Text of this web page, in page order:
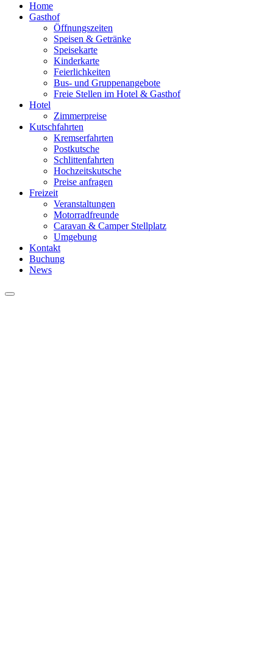
Home
Gasthof
Öffnungszeiten
Speisen & Getränke
Speisekarte
Kinderkarte
Feierlichkeiten
Bus- und Gruppenangebote
Freie Stellen im Hotel & Gasthof
Hotel
Zimmerpreise
Kutschfahrten
Kremserfahrten
Postkutsche
Schlittenfahrten
Hochzeitskutsche
Preise anfragen
Freizeit
Veranstaltungen
Motorradfreunde
Caravan & Camper Stellplatz
Umgebung
Kontakt
Buchung
News
Hauptmenü